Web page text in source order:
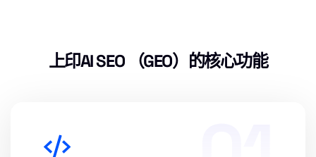
上印AI SEO （GEO）的核心功能